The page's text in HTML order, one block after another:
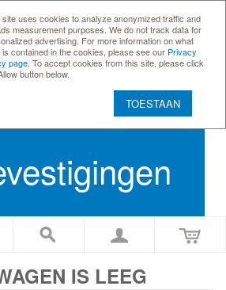
site uses cookies to analyze anonymized traffic and
measurement purposes. We do not track data for
advertising. For more information on what
is contained in the cookies, please see our Privacy
page . To accept cookies from this site, please click
button below.
TOESTAAN
IS LEEG